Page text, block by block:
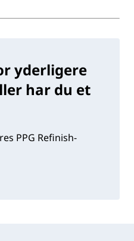
yderligere
har du et
PPG Refinish-